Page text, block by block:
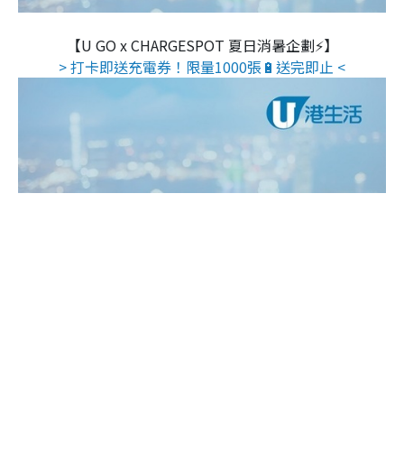
【U GO x CHARGESPOT 夏日消暑企劃⚡】
> 打卡即送充電券！限量1000張🔋送完即止 <